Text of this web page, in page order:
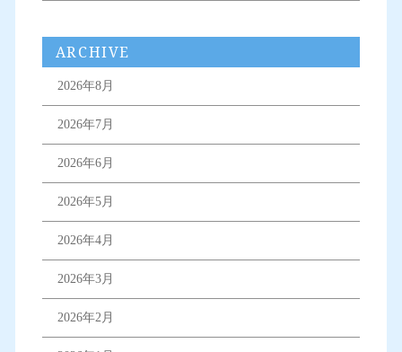
ARCHIVE
2026年8月
2026年7月
2026年6月
2026年5月
2026年4月
2026年3月
2026年2月